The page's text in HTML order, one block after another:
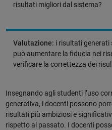
risultati migliori dal sistema?
Valutazione: i risultati generati
può aumentare la fiducia nei
verificare la correttezza dei
Insegnando agli studenti l’uso
generativa, i docenti possono
risultati più ambiziosi e
rispetto al passato. I docenti